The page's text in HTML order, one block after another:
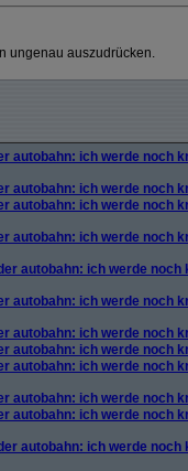
ungenau auszudrücken.
autobahn: ich werde noch
autobahn: ich werde noch
autobahn: ich werde noch
autobahn: ich werde noch
autobahn: ich werde noch
autobahn: ich werde noch
autobahn: ich werde noch
autobahn: ich werde noch
autobahn: ich werde noch
autobahn: ich werde noch
autobahn: ich werde noch
autobahn: ich werde noch